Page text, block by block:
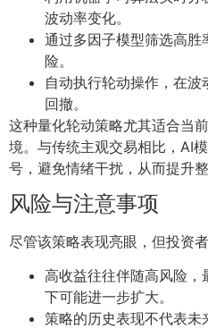
波动率变化。
通过多因子模型筛选高
险。
自动执行轮动操作，在
回撤。
这种量化轮动策略尤其适合当
境。与传统主观交易相比，AI
号，避免情绪干扰，从而提升整
风险与注意事项
尽管该策略表现亮眼，但投资
高收益往往伴随高风险
下可能进一步扩大。
策略的历史表现不代表未